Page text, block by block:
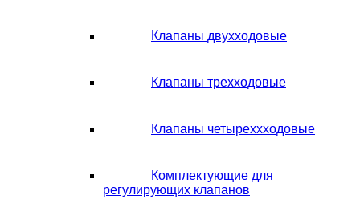
Клапаны двухходовые
Клапаны трехходовые
Клапаны четыреххходовые
Комплектующие для
регулирующих клапанов